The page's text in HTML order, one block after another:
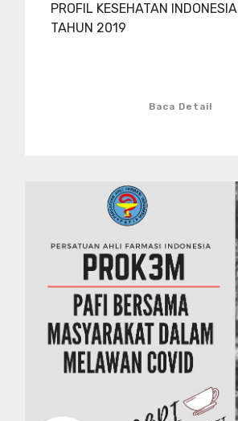
PROFIL KESEHATAN INDONESIA
TAHUN 2019
Baca Detail